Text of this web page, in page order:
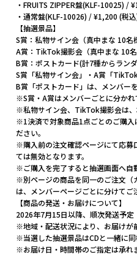
・FRUITS ZIPPER盤(KLF-10025) /
・通常盤(KLF-10026) / ¥1,200 (税
【抽選景品】
S賞：私物サイン会（真中まな 10名
A賞：TikTok撮影会（真中まな 10名
B賞：ポストカード(計7種からラン
S賞「私物サイン会」・A賞「
B賞「ポストカード」は、メンバー
※S賞・A賞はメンバーごとに分かれ
※私物サイン会、TikTok撮影会は、
※1決済で対象商品1点ごとのご購入
ださい。
※購入前の注文確認ページにて応募
ては無効となります。
※ご購入を完了すると抽選画面へ自
※別ページの商品を同一のご注文（
は、メンバーページごとに分けてご
【商品の発送・お届けについて】
2026年7月15日以降、順次発送予定
※地域・配送状況により、お届けが
※当選した抽選景品はCDと一緒に同
※お届け日・時間帯のご指定は承れ